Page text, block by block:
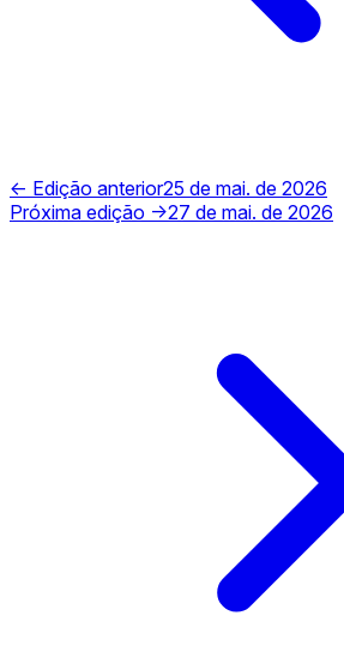
← Edição anterior25 de mai. de 2026
Próxima edição →27 de mai. de 2026